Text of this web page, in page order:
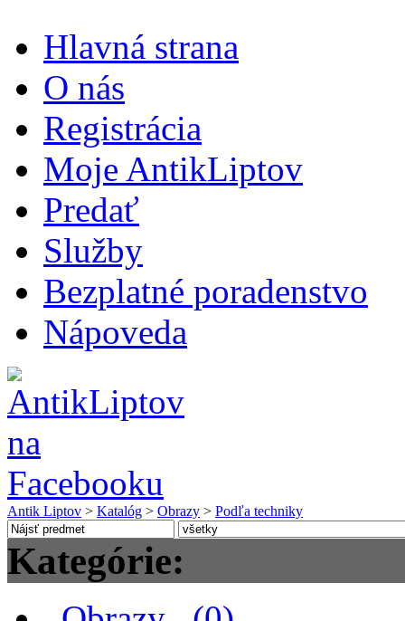
Hlavná strana
O nás
Registrácia
Moje AntikLiptov
Predať
Služby
Bezplatné poradenstvo
Nápoveda
Antik Liptov > Katalóg > Obrazy > Podľa techniky
Kategórie: